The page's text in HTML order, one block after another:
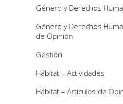
Género y Derechos
Género y Derechos
de Opinión
Gestión
Hábitat – Actividades
Hábitat – Artículos de